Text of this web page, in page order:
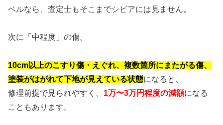
ベルなら、査定士もそこまでシビアには見ません。
次に「中程度」の傷。
10cm以上のこすり傷・えぐれ、複数箇所にまたがる傷、
塗装がはがれて下地が見えている状態になると、
修理前提で見られやすく、 1万〜3万円程度の減額になる
こともあります。